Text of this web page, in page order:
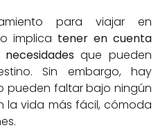
para viajar en
implica tener en cuenta
que pueden
Sin embargo, hay
pueden faltar bajo ningún
la vida más fácil, cómoda